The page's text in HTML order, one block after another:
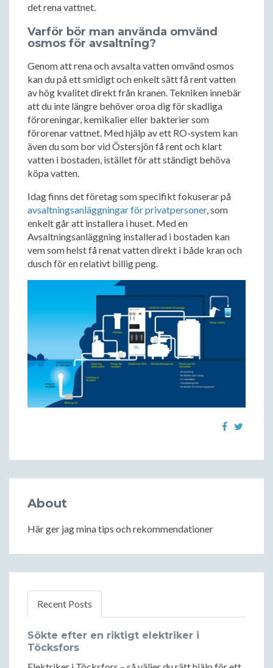
det rena vattnet.
Varför bör man använda omvänd
osmos för avsaltning?
Genom att rena och avsalta vatten omvänd osmos
kan du på ett smidigt och enkelt sätt få rent vatten
av hög kvalitet direkt från kranen. Tekniken innebär
att du inte längre behöver oroa dig för skadliga
föroreningar, kemikalier eller bakterier som
förorenar vattnet. Med hjälp av ett RO-system kan
även du som bor vid Östersjön få rent och klart
vatten i bostaden, istället för att ständigt behöva
köpa vatten.
Idag finns det företag som specifikt fokuserar på
avsaltningsanläggningar för privatpersoner, som
enkelt går att installera i huset. Med en
Avsaltningsanläggning installerad i bostaden kan
vem som helst få renat vatten direkt i både kran och
dusch för en relativt billig peng.
About
Här ger jag mina tips och rekommendationer
Recent Posts
Sökte efter en riktigt elektriker i
Töcksfors